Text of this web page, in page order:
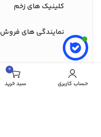
کلینیک های زخم
نمایندگی های فروش
نماد های اعتماد ما
حساب کاربری
0
مورد
سبد خرید